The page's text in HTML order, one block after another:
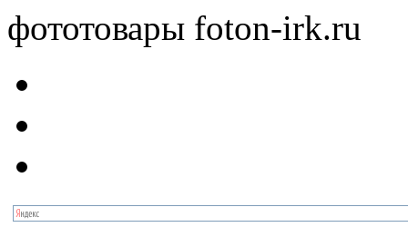
фототовары foton-irk.ru